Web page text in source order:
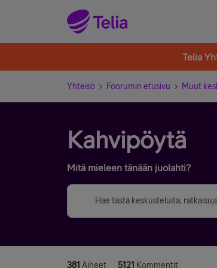
Telia
Yhteisö Foorumin etusivu Muut
Kahvipöytä
Mitä mieleen tänään juolahti?
381 Aiheet 5121 Kommentit